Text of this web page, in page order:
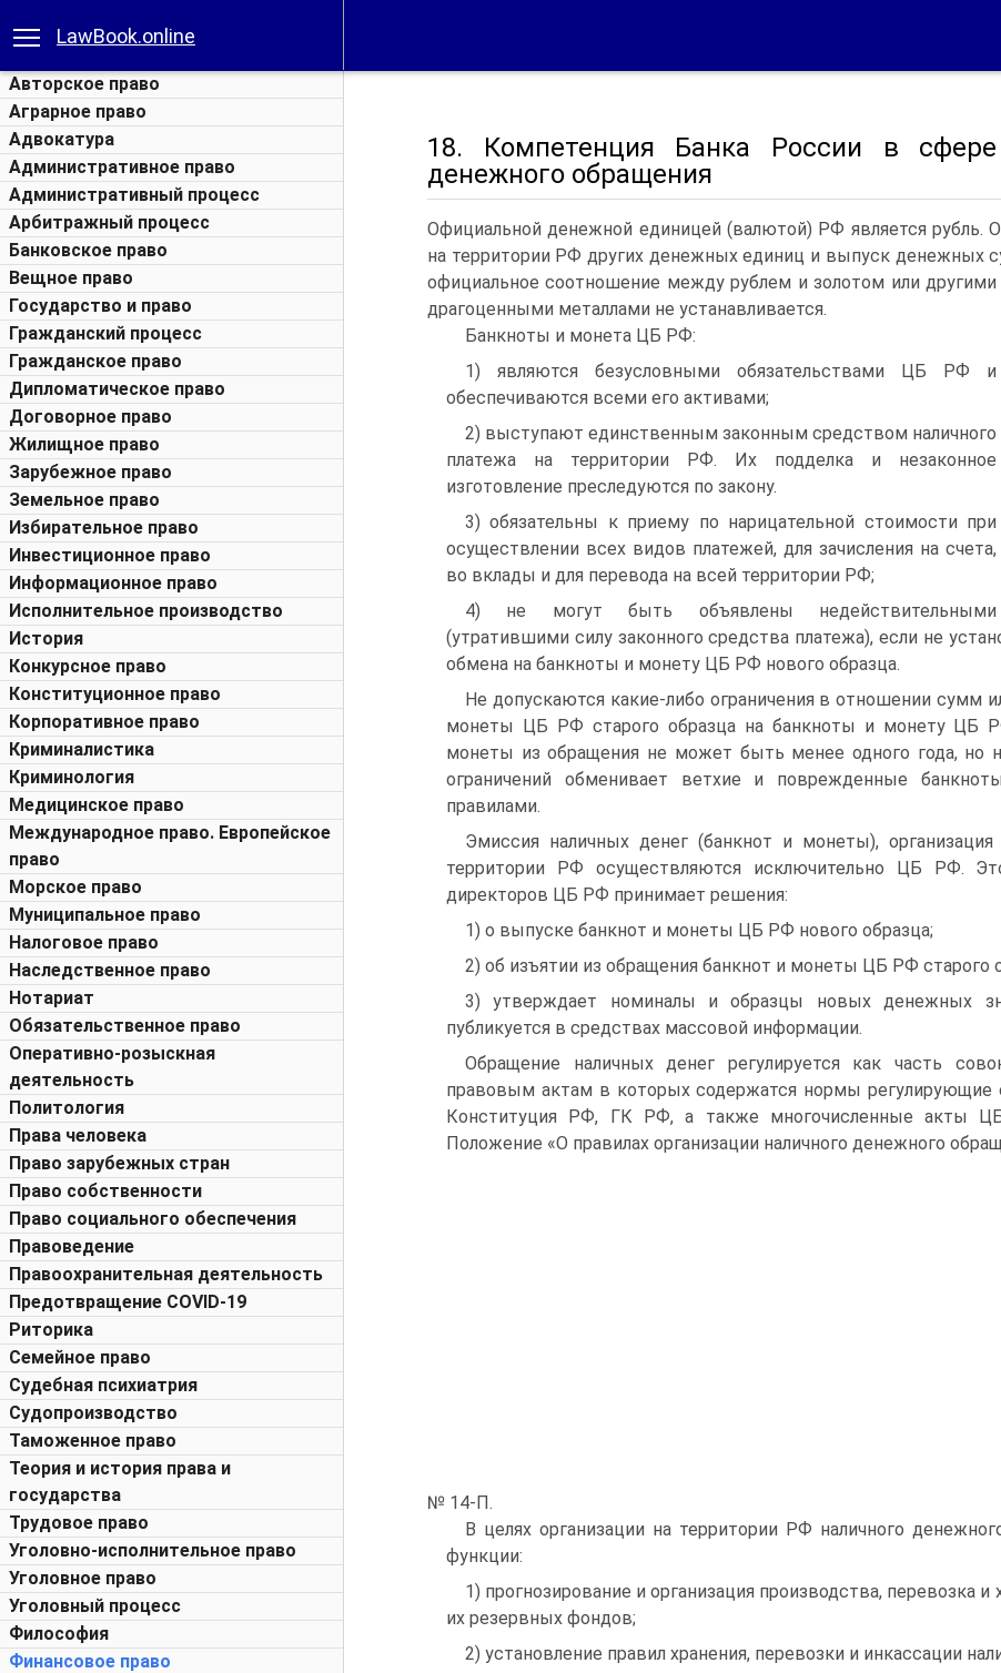
LawBook.online
Авторское право
Аграрное право
Адвокатура
Административное право
Административный процесс
Арбитражный процесс
Банковское право
Вещное право
Государство и право
Гражданский процесс
Гражданское право
Дипломатическое право
Договорное право
Жилищное право
Зарубежное право
Земельное право
Избирательное право
Инвестиционное право
Информационное право
Исполнительное производство
История
Конкурсное право
Конституционное право
Корпоративное право
Криминалистика
Криминология
Медицинское право
Международное право. Европейское
право
Морское право
Муниципальное право
Налоговое право
Наследственное право
Нотариат
Обязательственное право
Оперативно-розыскная
деятельность
Политология
Права человека
Право зарубежных стран
Право собственности
Право социального обеспечения
Правоведение
Правоохранительная деятельность
Предотвращение COVID-19
Риторика
Семейное право
Судебная психиатрия
Судопроизводство
Таможенное право
Теория и история права и
государства
Трудовое право
Уголовно-исполнительное право
Уголовное право
Уголовный процесс
Философия
Финансовое право
18. Компетенция Банка России в сфере
денежного обращения
Официальной денежной единицей (валютой) РФ является рубль.
на территории РФ других денежных единиц и выпуск денежных
официальное соотношение между рублем и золотом или другими
драгоценными металлами не устанавливается.
Банкноты и монета ЦБ РФ:
1) являются безусловными обязательствами ЦБ РФ и
обеспечиваются всеми его активами;
2) выступают единственным законным средством наличного
платежа на территории РФ. Их подделка и незаконное
изготовление преследуются по закону.
3) обязательны к приему по нарицательной стоимости при
осуществлении всех видов платежей, для зачисления на счета,
во вклады и для перевода на всей территории РФ;
4) не могут быть объявлены недействительными
(утратившими силу законного средства платежа), если не
обмена на банкноты и монету ЦБ РФ нового образца.
Не допускаются какие-либо ограничения в отношении сумм
монеты ЦБ РФ старого образца на банкноты и монету ЦБ
монеты из обращения не может быть менее одного года,
ограничений обменивает ветхие и поврежденные
правилами.
Эмиссия наличных денег (банкнот и монеты),
территории РФ осуществляются исключительно ЦБ РФ.
директоров ЦБ РФ принимает решения:
1) о выпуске банкнот и монеты ЦБ РФ нового образца;
2) об изъятии из обращения банкнот и монеты ЦБ РФ старого
3) утверждает номиналы и образцы новых денежных
публикуется в средствах массовой информации.
Обращение наличных денег регулируется как часть
правовым актам в которых содержатся нормы регулирующие
Конституция РФ, ГК РФ, а также многочисленные акты
Положение «О правилах организации наличного денежного
№ 14-П.
В целях организации на территории РФ наличного
функции:
1) прогнозирование и организация производства, перевозка
их резервных фондов;
2) установление правил хранения, перевозки и инкассации